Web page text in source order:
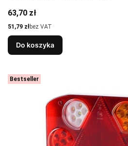
Cena
63,70 zł
Cena
51,79 złbez VAT
Do koszyka
Bestseller